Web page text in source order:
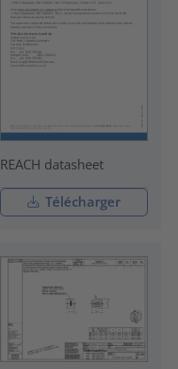
REACH datasheet
Télécharger